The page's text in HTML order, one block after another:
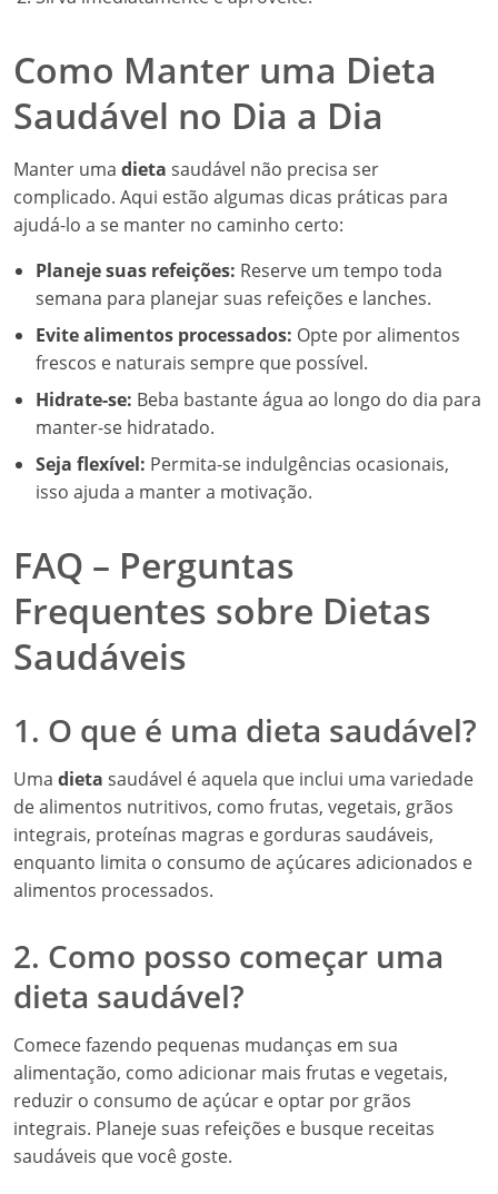
Como Manter uma Dieta
Saudável no Dia a Dia
Manter uma dieta saudável não precisa ser
complicado. Aqui estão algumas dicas práticas para
ajudá-lo a se manter no caminho certo:
Planeje suas refeições: Reserve um tempo toda
semana para planejar suas refeições e lanches.
Evite alimentos processados: Opte por alimentos
frescos e naturais sempre que possível.
Hidrate-se: Beba bastante água ao longo do dia para
manter-se hidratado.
Seja flexível: Permita-se indulgências ocasionais,
isso ajuda a manter a motivação.
FAQ – Perguntas
Frequentes sobre Dietas
Saudáveis
1. O que é uma dieta saudável?
Uma dieta saudável é aquela que inclui uma variedade
de alimentos nutritivos, como frutas, vegetais, grãos
integrais, proteínas magras e gorduras saudáveis,
enquanto limita o consumo de açúcares adicionados e
alimentos processados.
2. Como posso começar uma
dieta saudável?
Comece fazendo pequenas mudanças em sua
alimentação, como adicionar mais frutas e vegetais,
reduzir o consumo de açúcar e optar por grãos
integrais. Planeje suas refeições e busque receitas
saudáveis que você goste.